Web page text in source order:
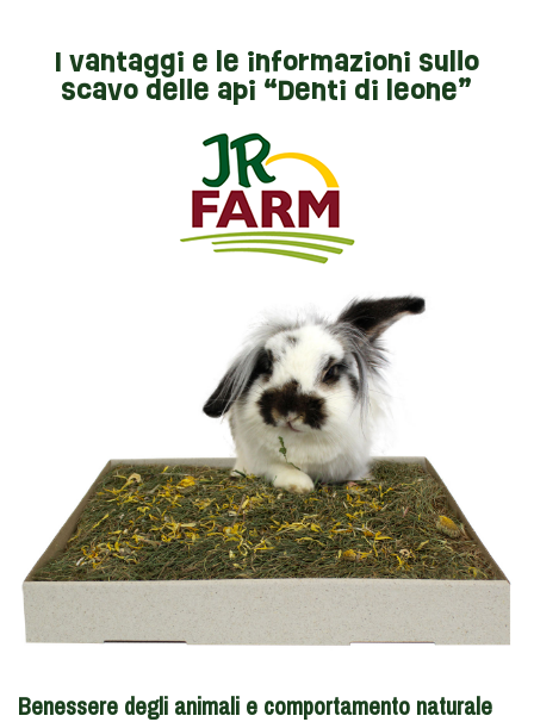
I vantaggi e le informazioni sullo
scavo delle api “Denti di leone”
Benessere degli animali e comportamento naturale